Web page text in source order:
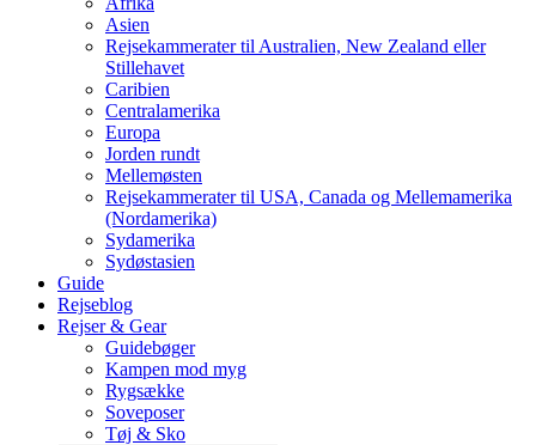
Asien
Rejsekammerater til Australien, New Zealand eller
Stillehavet
Caribien
Centralamerika
Europa
Jorden rundt
Mellemøsten
Rejsekammerater til USA, Canada og Mellemamerika
(Nordamerika)
Sydamerika
Sydøstasien
Guide
Rejseblog
Rejser & Gear
Guidebøger
Kampen mod myg
Rygsække
Soveposer
Tøj & Sko